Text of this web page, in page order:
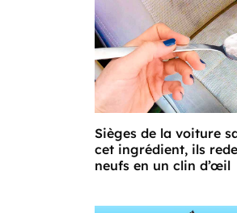
Sièges de la voiture
cet ingrédient, ils
neufs en un clin d’œil